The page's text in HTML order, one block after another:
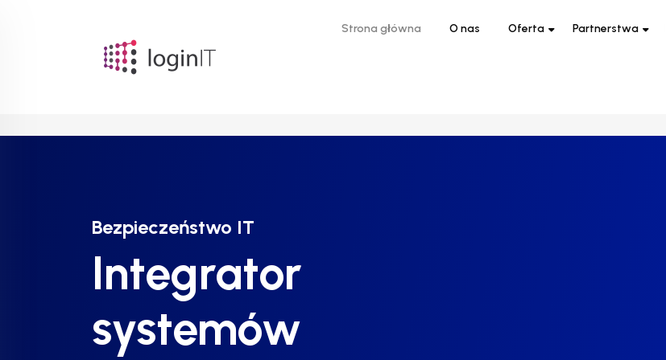
Strona główna O nas Oferta Partnerstwa
Bezpieczeństwo IT
Integrator
systemów
Bezpieczeństwo IT
Integrator
systemów
Bezpieczeństwo IT
Integrator
systemów